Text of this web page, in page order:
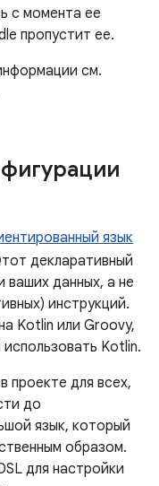
с момента ее
пропустит ее.
см.
язык
декларативный
ваших данных, а не
инструкций.
Kotlin или Groovy,
Kotlin.
проекте для всех,
до
язык, который
образом.
для настройки